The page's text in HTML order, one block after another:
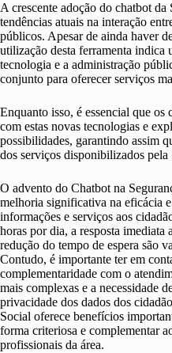
A crescente adoção do chatbot da
tendências atuais na interação
públicos. Apesar de ainda haver
utilização desta ferramenta indica
tecnologia e a administração
conjunto para oferecer serviços
Enquanto isso, é essencial que os
com estas novas tecnologias e
possibilidades, garantindo assim
dos serviços disponibilizados pela
O advento do Chatbot na
melhoria significativa na eficácia
informações e serviços aos
horas por dia, a resposta imediata
redução do tempo de espera são
Contudo, é importante ter em
complementaridade com o
mais complexas e a necessidade
privacidade dos dados dos
Social oferece benefícios
forma criteriosa e complementar
profissionais da área.